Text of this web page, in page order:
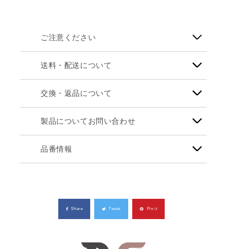
ご注意ください
送料・配送について
交換・返品について
製品についてお問い合わせ
品番情報
Share Tweet Pin it